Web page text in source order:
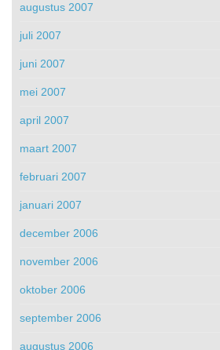
augustus 2007
juli 2007
juni 2007
mei 2007
april 2007
maart 2007
februari 2007
januari 2007
december 2006
november 2006
oktober 2006
september 2006
augustus 2006